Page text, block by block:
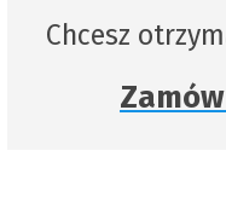
Chcesz